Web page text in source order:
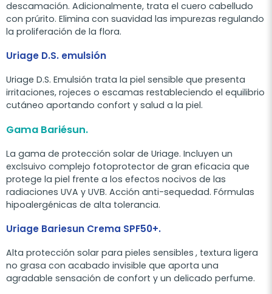
descamación. Adicionalmente, trata el cuero cabelludo
con prúrito. Elimina con suavidad las impurezas regulando
la proliferación de la flora.
Uriage D.S. emulsión
Uriage D.S. Emulsión trata la piel sensible que presenta
irritaciones, rojeces o escamas restableciendo el equilibrio
cutáneo aportando confort y salud a la piel.
Gama Bariésun.
La gama de protección solar de Uriage. Incluyen un
exclsuivo complejo fotoprotector de gran eficacia que
protege la piel frente a los efectos nocivos de las
radiaciones UVA y UVB. Acción anti-sequedad. Fórmulas
hipoalergénicas de alta tolerancia.
Uriage Bariesun Crema SPF50+.
Alta protección solar para pieles sensibles , textura ligera
no grasa con acabado invisible que aporta una
agradable sensación de confort y un delicado perfume.